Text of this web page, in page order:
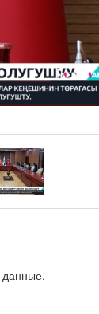
данные.